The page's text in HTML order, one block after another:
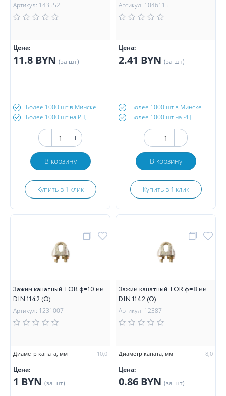
Артикул: 143552
Цена:
11.8 BYN (за шт)
Более 1000 шт в Минске
Более 1000 шт на РЦ
В корзину
Купить в 1 клик
Артикул: 1046115
Цена:
2.41 BYN (за шт)
Более 1000 шт в Минске
Более 1000 шт на РЦ
В корзину
Купить в 1 клик
Зажим канатный TOR ф=10 мм
DIN 1142 (Q)
Артикул: 1231007
Диаметр каната, мм 10,0
Цена:
1 BYN (за шт)
Зажим канатный TOR ф=8 мм
DIN 1142 (Q)
Артикул: 12387
Диаметр каната, мм 8,0
Цена:
0.86 BYN (за шт)